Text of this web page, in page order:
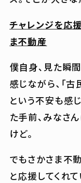
チャレンジを応
ま不動産
僕自身、見た瞬
感じながら、「
という不安も感
た手前、みなさ
けど。
でもさかさま不
と応援してくれ